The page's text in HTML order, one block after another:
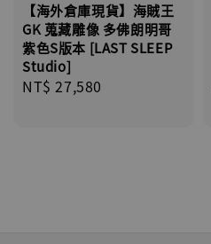
【海外倉庫現貨】海賊王
GK 蒐藏雕像 多佛朗明哥
紫色S版本 [LAST SLEEP
Studio]
Regular
NT$ 27,580